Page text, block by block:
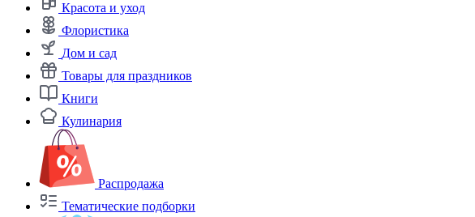
Красота и уход
Флористика
Дом и сад
Товары для праздников
Книги
Кулинария
Распродажа
Тематические подборки